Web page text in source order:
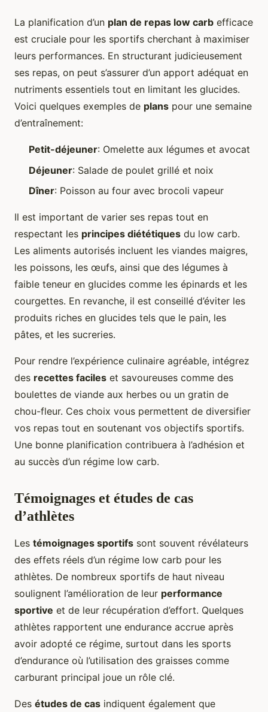
La planification d’un plan de repas low carb efficace
est cruciale pour les sportifs cherchant à maximiser
leurs performances. En structurant judicieusement
ses repas, on peut s’assurer d’un apport adéquat en
nutriments essentiels tout en limitant les glucides.
Voici quelques exemples de plans pour une semaine
d’entraînement:
Petit-déjeuner: Omelette aux légumes et avocat
Déjeuner: Salade de poulet grillé et noix
Dîner: Poisson au four avec brocoli vapeur
Il est important de varier ses repas tout en
respectant les principes diététiques du low carb.
Les aliments autorisés incluent les viandes maigres,
les poissons, les œufs, ainsi que des légumes à
faible teneur en glucides comme les épinards et les
courgettes. En revanche, il est conseillé d’éviter les
produits riches en glucides tels que le pain, les
pâtes, et les sucreries.
Pour rendre l’expérience culinaire agréable, intégrez
des recettes faciles et savoureuses comme des
boulettes de viande aux herbes ou un gratin de
chou-fleur. Ces choix vous permettent de diversifier
vos repas tout en soutenant vos objectifs sportifs.
Une bonne planification contribuera à l’adhésion et
au succès d’un régime low carb.
Témoignages et études de cas
d’athlètes
Les témoignages sportifs sont souvent révélateurs
des effets réels d’un régime low carb pour les
athlètes. De nombreux sportifs de haut niveau
soulignent l’amélioration de leur performance
sportive et de leur récupération d’effort. Quelques
athlètes rapportent une endurance accrue après
avoir adopté ce régime, surtout dans les sports
d’endurance où l’utilisation des graisses comme
carburant principal joue un rôle clé.
Des études de cas indiquent également que